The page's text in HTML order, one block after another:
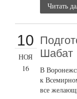
Читать
10
НОЯ
16
Шабат
В
к
все